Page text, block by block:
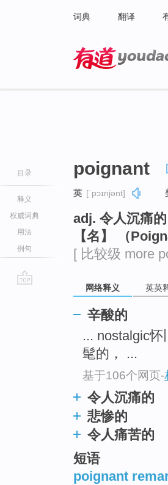
词典 翻译
目录
释义
权威词典
用法
例句
poignant
英 [ˈpɔɪnjənt]
adj. 令人沉痛
【名】 （
[ 比较级 more
网络释义 英英
辛酸的
... nostalgic怀
髦的， ...
基于106个网页-
令人沉痛的
悲惨的
令人痛苦的
短语
poignant